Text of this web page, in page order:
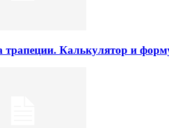
трапеции. Калькулятор и